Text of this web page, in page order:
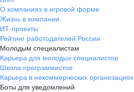
О компаниях в игровой форме
Жизнь в компании
ИТ-проекты
Рейтинг работодателей России
Молодым специалистам
Карьера для молодых специалистов
Школа программистов
Карьера в некоммерческих организациях
Боты для уведомлений